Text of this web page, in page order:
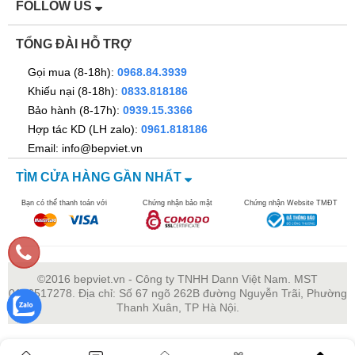
đến 240 ° C.
FOLLOW US
TỔNG ĐÀI HỖ TRỢ
Gọi mua (8-18h): 0968.84.3939
Khiếu nại (8-18h): 0833.818186
Bảo hành (8-17h): 0939.15.3366
Hợp tác KD (LH zalo): 0961.818186
Email: info@bepviet.vn
TÌM CỬA HÀNG GẦN NHẤT
Bạn có thể thanh toán với Chứng nhận bảo mật Chứng nhận Website TMĐT
©2016 bepviet.vn - Công ty TNHH Dann Việt Nam. MST
0106517278. Địa chỉ: Số 67 ngõ 262B đường Nguyễn Trãi, Phường
Thanh Xuân, TP Hà Nội.